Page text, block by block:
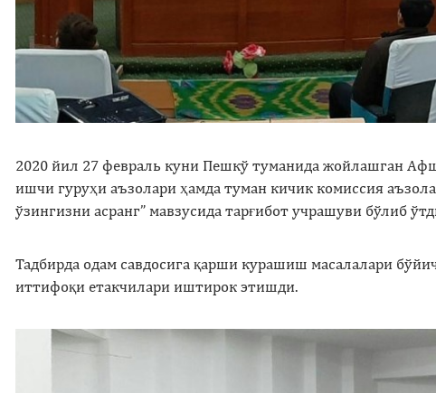
2020 йил 27 февраль куни Пешкў туманида жойлашган
ишчи гуруҳи аъзолари ҳамда туман кичик комиссия
ўзингизни асранг” мавзусида тарғибот учрашуви бўлиб
Тадбирда одам савдосига қарши курашиш масалалари
иттифоқи етакчилари иштирок этишди.